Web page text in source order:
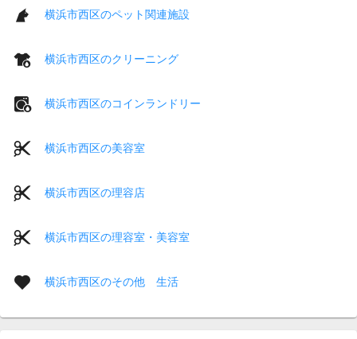
横浜市西区のペット関連施設
横浜市西区のクリーニング
横浜市西区のコインランドリー
横浜市西区の美容室
横浜市西区の理容店
横浜市西区の理容室・美容室
横浜市西区のその他 生活